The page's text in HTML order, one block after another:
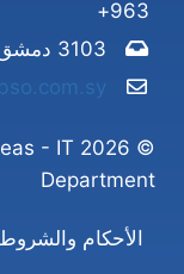
963+
3103 دمشق سوريا
- IT
Department
الأحكام والشروط